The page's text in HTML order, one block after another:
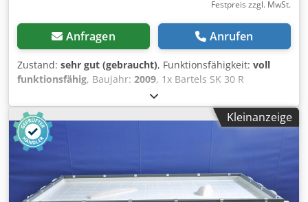
Festpreis zzgl. MwSt.
Anfragen Anrufen
Zustand: sehr gut (gebraucht), Funktionsfähigkeit: voll
funktionsfähig, Baujahr: 2009, 1x Bartels SK 30 R
Kippbehälter Kipper Kippmulde Spänekübel Spänewagen
Kippcontainer Kübel Container 8 Stück vorhanden !!!!
Dsdpfx Adszb Awyo Ijck Inhalt ca 300L Nutzlast 1000KG
Maße ca 120x84x100cm Weitere Daten bitte dem letzten
Bild entnehmen Sehr guter Zustand, Siehe Bilder Stapler
ist zum verladen vorhanden Abholung nur nach
Terminabsprache in 75053 Gondelsheim Versand per
Spedition möglich, bitte mit PLZ anfragen
Kleinanzeige